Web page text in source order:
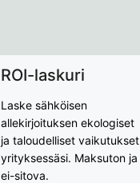
ROI-laskuri
Laske sähköisen
allekirjoituksen ekologiset
ja taloudelliset vaikutukset
yrityksessäsi. Maksuton ja
ei-sitova.